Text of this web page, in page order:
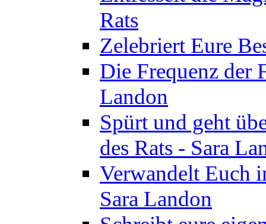
Rats
Zelebriert Eure
Die Frequenz der
Landon
Spürt und geht
des Rats - Sara
Verwandelt Euch
Sara Landon